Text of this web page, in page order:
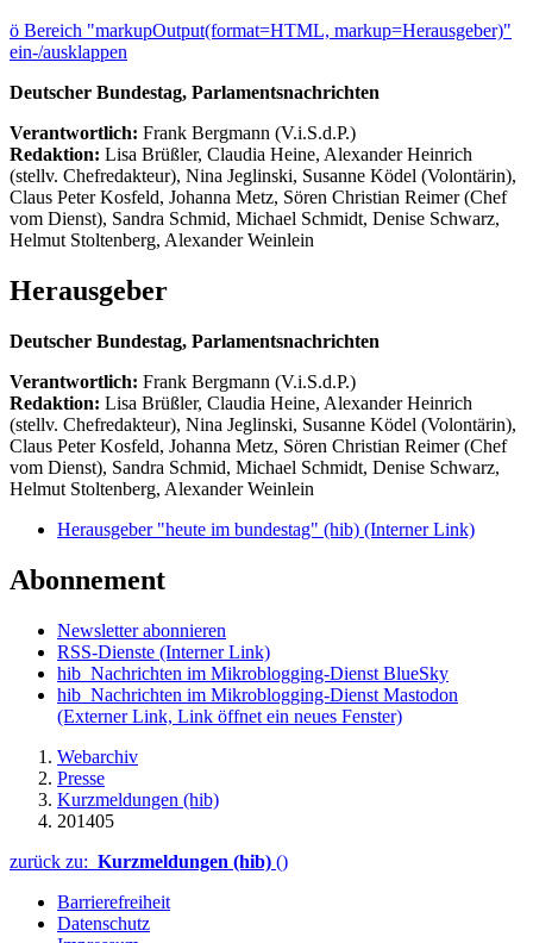
ö Bereich "markupOutput(format=HTML, markup=Herausgeber)"
ein-/ausklappen
Deutscher Bundestag, Parlamentsnachrichten
Verantwortlich: Frank Bergmann (V.i.S.d.P.)
Redaktion: Lisa Brüßler, Claudia Heine, Alexander Heinrich
(stellv. Chefredakteur), Nina Jeglinski, Susanne Ködel (Volontärin),
Claus Peter Kosfeld, Johanna Metz, Sören Christian Reimer (Chef
vom Dienst), Sandra Schmid, Michael Schmidt, Denise Schwarz,
Helmut Stoltenberg, Alexander Weinlein
Herausgeber
Deutscher Bundestag, Parlamentsnachrichten
Verantwortlich: Frank Bergmann (V.i.S.d.P.)
Redaktion: Lisa Brüßler, Claudia Heine, Alexander Heinrich
(stellv. Chefredakteur), Nina Jeglinski, Susanne Ködel (Volontärin),
Claus Peter Kosfeld, Johanna Metz, Sören Christian Reimer (Chef
vom Dienst), Sandra Schmid, Michael Schmidt, Denise Schwarz,
Helmut Stoltenberg, Alexander Weinlein
Herausgeber "heute im bundestag" (hib) (Interner Link)
Abonnement
Newsletter abonnieren
RSS-Dienste (Interner Link)
hib_Nachrichten im Mikroblogging-Dienst BlueSky
hib_Nachrichten im Mikroblogging-Dienst Mastodon
(Externer Link, Link öffnet ein neues Fenster)
Webarchiv
Presse
Kurzmeldungen (hib)
201405
zurück zu: Kurzmeldungen (hib) ()
Barrierefreiheit
Datenschutz